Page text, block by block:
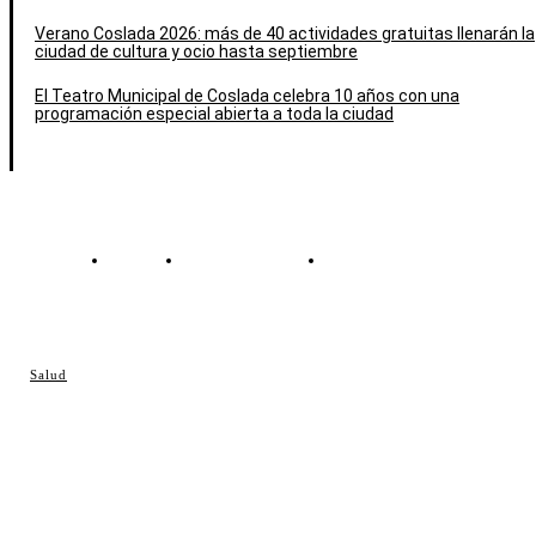
Salud
Verano Coslada 2026: más de 40 actividades gratuitas llenarán la
ciudad de cultura y ocio hasta septiembre
El Teatro Municipal de Coslada celebra 10 años con una
programación especial abierta a toda la ciudad
Contacto Política de cookies